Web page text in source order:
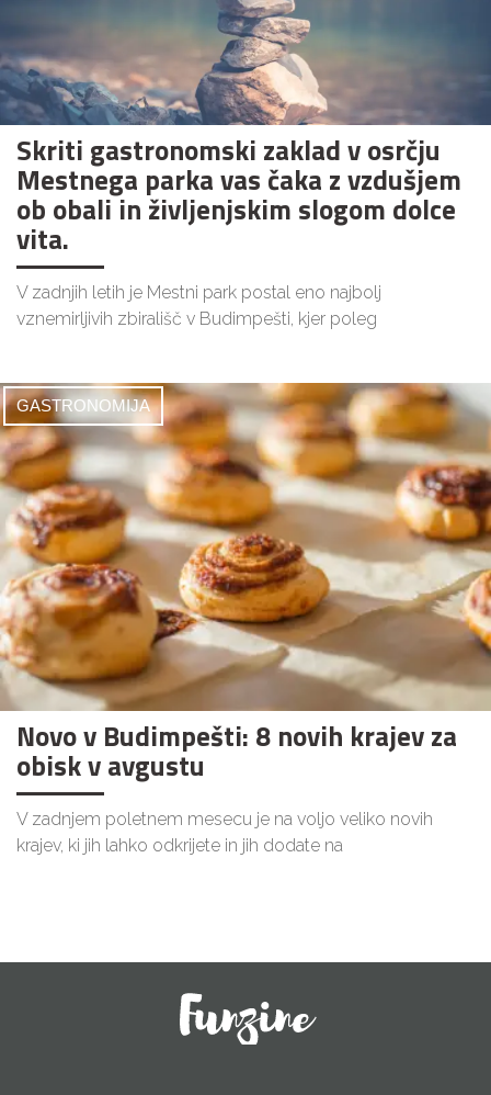
Skriti gastronomski zaklad v osrčju
Mestnega parka vas čaka z vzdušjem
ob obali in življenjskim slogom dolce
vita.
V zadnjih letih je Mestni park postal eno najbolj
vznemirljivih zbirališč v Budimpešti, kjer poleg
GASTRONOMIJA
Novo v Budimpešti: 8 novih krajev za
obisk v avgustu
V zadnjem poletnem mesecu je na voljo veliko novih
krajev, ki jih lahko odkrijete in jih dodate na